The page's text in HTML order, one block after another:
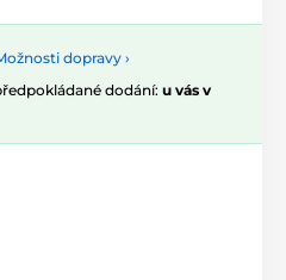
dopravy ›
dodání: u vás v